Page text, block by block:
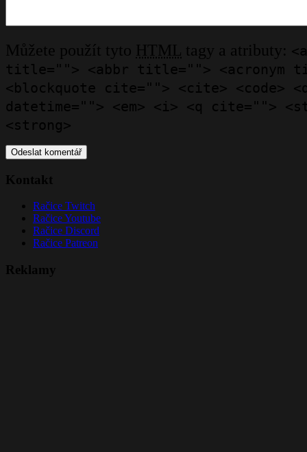
Můžete použít tyto HTML tagy a atributy:
title=""> <abbr title=""> <acronym
<blockquote cite=""> <cite> <code>
datetime=""> <em> <i> <q cite="">
<strong>
Kontakt
Račice Twitch
Račice Youtube
Račice Discord
Račice Patreon
Reklamy